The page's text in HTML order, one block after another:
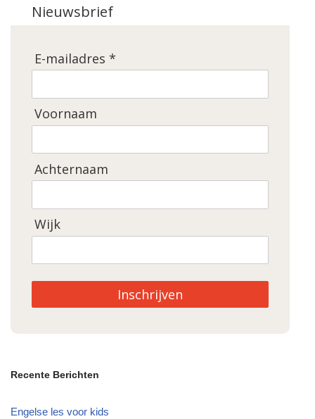
Nieuwsbrief
E-mailadres *
Voornaam
Achternaam
Wijk
Inschrijven
Recente Berichten
Engelse les voor kids